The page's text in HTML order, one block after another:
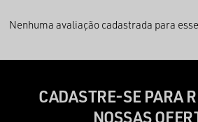
Nenhuma avaliação cadastrada para
CADASTRE-SE PARA
NOSSAS